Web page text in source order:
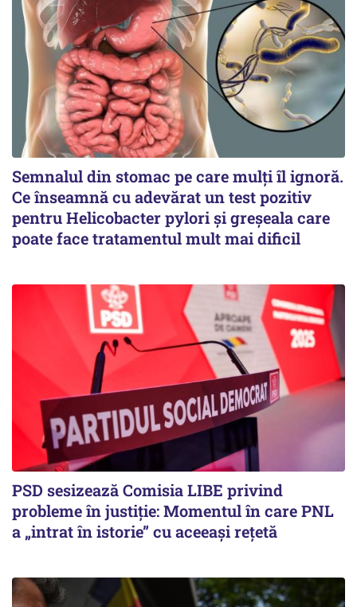
Semnalul din stomac pe care mulți îl ignoră.
Ce înseamnă cu adevărat un test pozitiv
pentru Helicobacter pylori și greșeala care
poate face tratamentul mult mai dificil
PSD sesizează Comisia LIBE privind
probleme în justiție: Momentul în care PNL
a „intrat în istorie” cu aceeași rețetă